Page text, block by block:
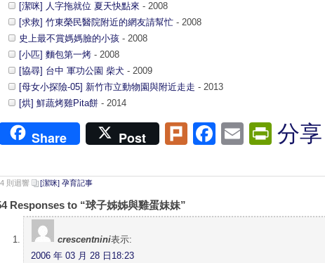
[潔咪] 人字拖就位 夏天快點來 - 2008
[求救] 竹東榮民醫院附近的網友請幫忙 - 2008
史上最不賞媽媽臉的小孩 - 2008
[小匹] 麵包第一烤 - 2008
[協尋] 台中 軍功公園 柴犬 - 2009
[母女小探險-05] 新竹市立動物園與附近走走 - 2013
[烘] 鮮蔬烤雞Pita餅 - 2014
Share Post PlurkFacebook
Email分享
則迴響 [潔咪] 孕育記事
Responses to “球子姊姊與雞蛋妹妹”
crescentnini表示:
2006 年 03 月 28 日18:23